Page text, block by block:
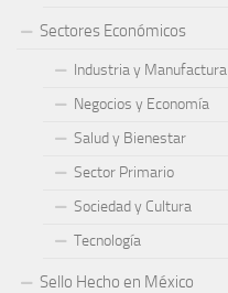
Sectores Económicos
Industria y Manufactura
Negocios y Economía
Salud y Bienestar
Sector Primario
Sociedad y Cultura
Tecnología
Sello Hecho en México